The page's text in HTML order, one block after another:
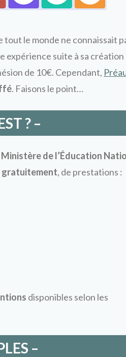
tout le monde ne connaissait
expérience suite à sa création
de 10€. Cependant,
. Faisons le point…
? –
de l’Éducation
gratuitement, de prestations :
disponibles selon les
–